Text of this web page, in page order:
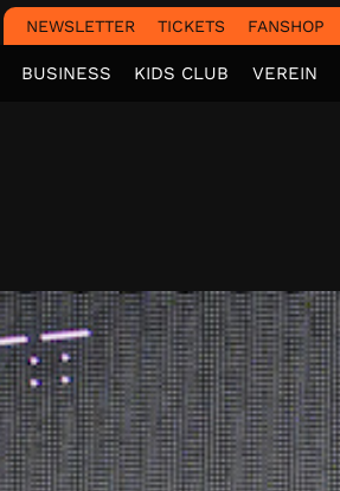
NEWSLETTER TICKETS FANSHOP
BUSINESS KIDS CLUB VEREIN